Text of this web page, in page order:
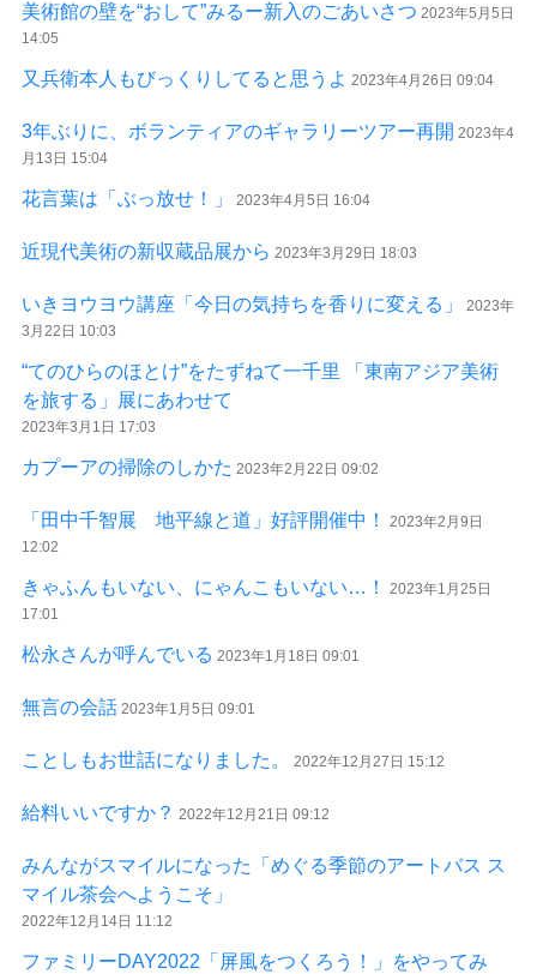
美術館の壁を“おして”みるー新入のごあいさつ 2023年5月5日
14:05
又兵衛本人もびっくりしてると思うよ 2023年4月26日 09:04
3年ぶりに、ボランティアのギャラリーツアー再開 2023年4
月13日 15:04
花言葉は「ぶっ放せ！」 2023年4月5日 16:04
近現代美術の新収蔵品展から 2023年3月29日 18:03
いきヨウヨウ講座「今日の気持ちを香りに変える」
2023年
3月22日 10:03
“てのひらのほとけ”をたずねて一千里 「東南アジア美術
を旅する」展にあわせて
2023年3月1日 17:03
カプーアの掃除のしかた 2023年2月22日 09:02
「田中千智展 地平線と道」好評開催中！
2023年2月9日
12:02
きゃふんもいない、にゃんこもいない…！
2023年1月25日
17:01
松永さんが呼んでいる 2023年1月18日 09:01
無言の会話 2023年1月5日 09:01
ことしもお世話になりました。 2022年12月27日 15:12
給料いいですか？ 2022年12月21日 09:12
みんながスマイルになった「めぐる季節のアートバス ス
マイル茶会へようこそ」
2022年12月14日 11:12
ファミリーDAY2022「屏風をつくろう！」をやってみ